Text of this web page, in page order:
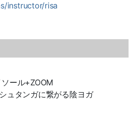
instructor/risa
ール+ZOOM
タンガに繋がる陰ヨガ